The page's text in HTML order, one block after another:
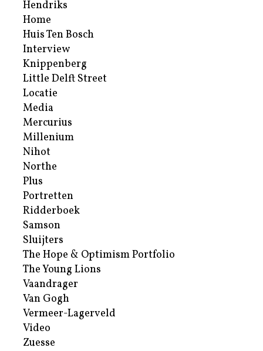
Hendriks
Home
Huis Ten Bosch
Interview
Knippenberg
Little Delft Street
Locatie
Media
Mercurius
Millenium
Nihot
Northe
Plus
Portretten
Ridderboek
Samson
Sluijters
The Hope & Optimism Portfolio
The Young Lions
Vaandrager
Van Gogh
Vermeer-Lagerveld
Video
Zuesse